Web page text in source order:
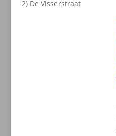
2) De Visserstraat